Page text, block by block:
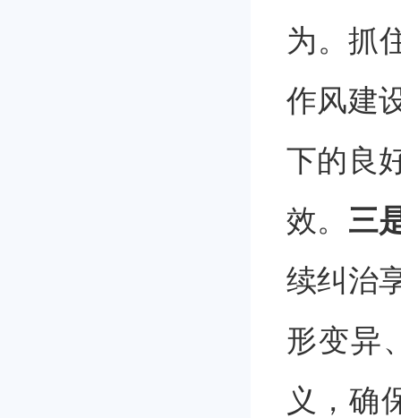
为。抓
作风建
下的良
效。 三
续纠治
形变异
义，确